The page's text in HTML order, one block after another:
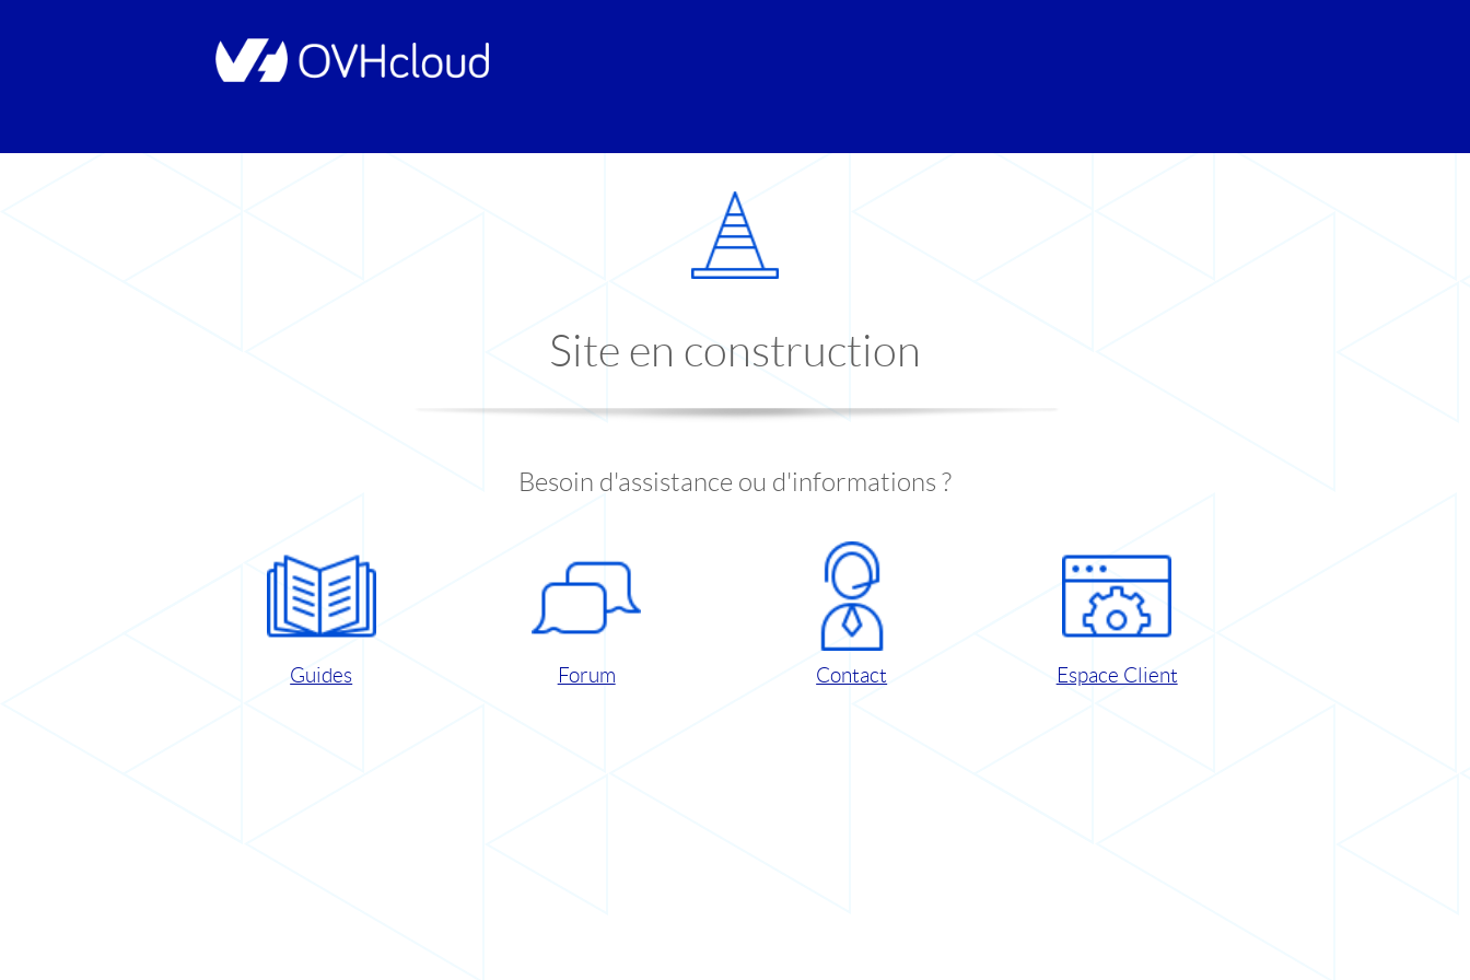
Site en construction
Besoin d'assistance ou d'informations ?
Guides Forum Contact Espace Client